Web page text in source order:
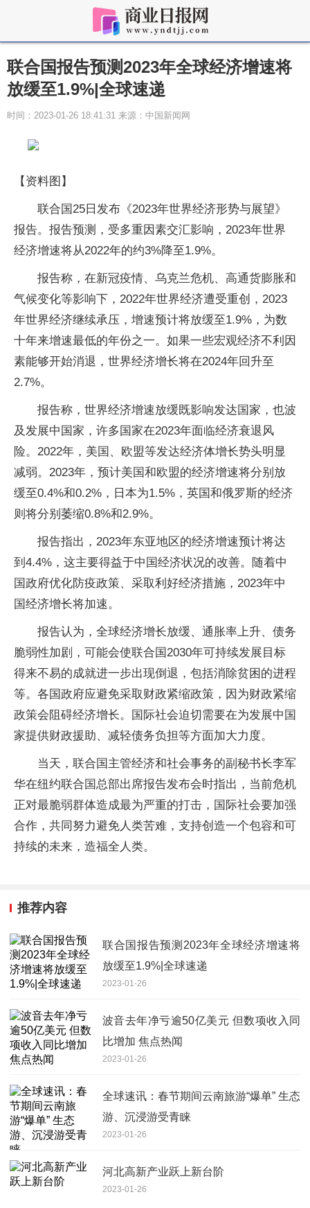
联合国报告预测2023年全球经济增速将
放缓至1.9%|全球速递
时间：2023-01-26 18:41:31 来源：中国新闻网
【资料图】
联合国25日发布《2023年世界经济形势与展望》
报告。报告预测，受多重因素交汇影响，2023年世界
经济增速将从2022年的约3%降至1.9%。
报告称，在新冠疫情、乌克兰危机、高通货膨胀和
气候变化等影响下，2022年世界经济遭受重创，2023
年世界经济继续承压，增速预计将放缓至1.9%，为数
十年来增速最低的年份之一。如果一些宏观经济不利因
素能够开始消退，世界经济增长将在2024年回升至
2.7%。
报告称，世界经济增速放缓既影响发达国家，也波
及发展中国家，许多国家在2023年面临经济衰退风
险。2022年，美国、欧盟等发达经济体增长势头明显
减弱。2023年，预计美国和欧盟的经济增速将分别放
缓至0.4%和0.2%，日本为1.5%，英国和俄罗斯的经济
则将分别萎缩0.8%和2.9%。
报告指出，2023年东亚地区的经济增速预计将达
到4.4%，这主要得益于中国经济状况的改善。随着中
国政府优化防疫政策、采取利好经济措施，2023年中
国经济增长将加速。
报告认为，全球经济增长放缓、通胀率上升、债务
脆弱性加剧，可能会使联合国2030年可持续发展目标
得来不易的成就进一步出现倒退，包括消除贫困的进程
等。各国政府应避免采取财政紧缩政策，因为财政紧缩
政策会阻碍经济增长。国际社会迫切需要在为发展中国
家提供财政援助、减轻债务负担等方面加大力度。
当天，联合国主管经济和社会事务的副秘书长李军
华在纽约联合国总部出席报告发布会时指出，当前危机
正对最脆弱群体造成最为严重的打击，国际社会要加强
合作，共同努力避免人类苦难，支持创造一个包容和可
持续的未来，造福全人类。
推荐内容
联合国报告预测2023年全球经济增速将
放缓至1.9%|全球速递
2023-01-26
波音去年净亏逾50亿美元 但数项收入同
比增加 焦点热闻
2023-01-26
全球速讯：春节期间云南旅游“爆单” 生态
游、沉浸游受青睐
2023-01-26
河北高新产业跃上新台阶
2023-01-26